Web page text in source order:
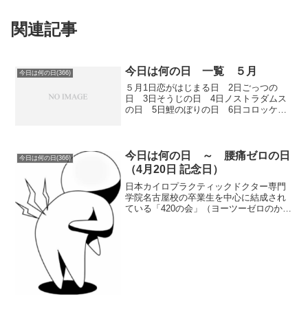
関連記事
今日は何の日(366) 今日は何の日 一覧 ５月
５月1日恋がはじまる日 2日ごっつの
日 3日そうじの日 4日ノストラダムス
の日 5日鯉のぼりの日 6日コロッケの
ンゲール・...
今日は何の日(366)
今日は何の日 ～ 腰痛ゼロの日
（4月20日 記念日）
日本カイロプラクティックドクター専門
学院名古屋校の卒業生を中心に結成され
ている「420の会」（ヨーツーゼロのか